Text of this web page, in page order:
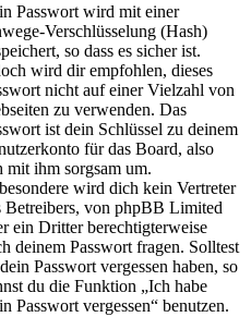
Passwort wird mit einer
Verschlüsselung (Hash)
so dass es sicher ist.
wird dir empfohlen, dieses
nicht auf einer Vielzahl von
zu verwenden. Das
ist dein Schlüssel zu deinem
für das Board, also
mit ihm sorgsam um.
wird dich kein Vertreter
Betreibers, von phpBB Limited
ein Dritter berechtigterweise
deinem Passwort fragen. Solltest
Passwort vergessen haben, so
du die Funktion „Ich habe
Passwort vergessen“ benutzen.